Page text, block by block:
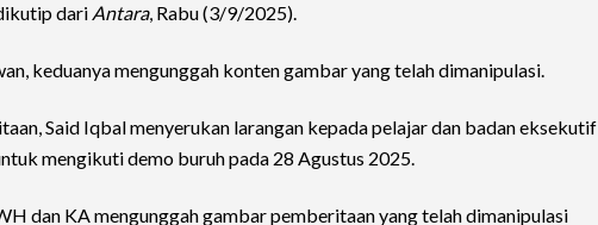
dari Antara, Rabu (3/9/2025).
keduanya mengunggah konten gambar yang telah dimanipulasi.
Said Iqbal menyerukan larangan kepada pelajar dan badan eksekutif
mengikuti demo buruh pada 28 Agustus 2025.
dan KA mengunggah gambar pemberitaan yang telah dimanipulasi